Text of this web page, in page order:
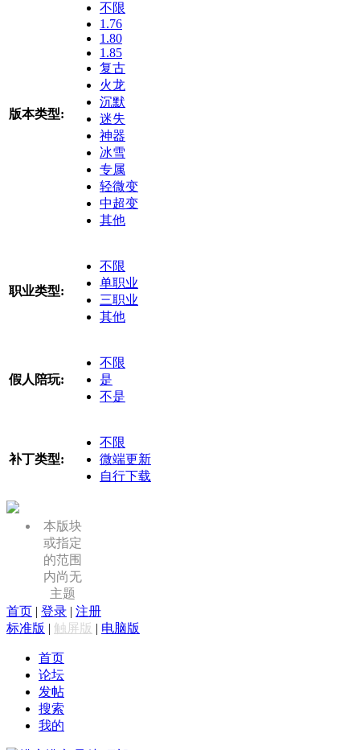
版本类型:
不限
1.76
1.80
1.85
复古
火龙
沉默
迷失
神器
冰雪
专属
轻微变
中超变
其他
职业类型:
不限
单职业
三职业
其他
假人陪玩:
不限
是
不是
补丁类型:
不限
微端更新
自行下载
本版块
或指定
的范围
内尚无
主题
首页 | 登录 | 注册
标准版 | 触屏版 | 电脑版
首页
论坛
发帖
搜索
我的